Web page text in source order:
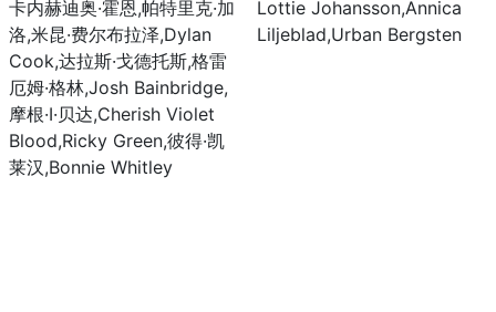
卡内赫迪奥·霍恩,帕特里克·加
洛,米昆·费尔布拉泽,Dylan
Cook,达拉斯·戈德托斯,格雷
厄姆·格林,Josh Bainbridge,
摩根·I·贝达,Cherish Violet
Blood,Ricky Green,彼得·凯
莱汉,Bonnie Whitley
Lottie Johansson,Annica
Liljeblad,Urban Bergsten